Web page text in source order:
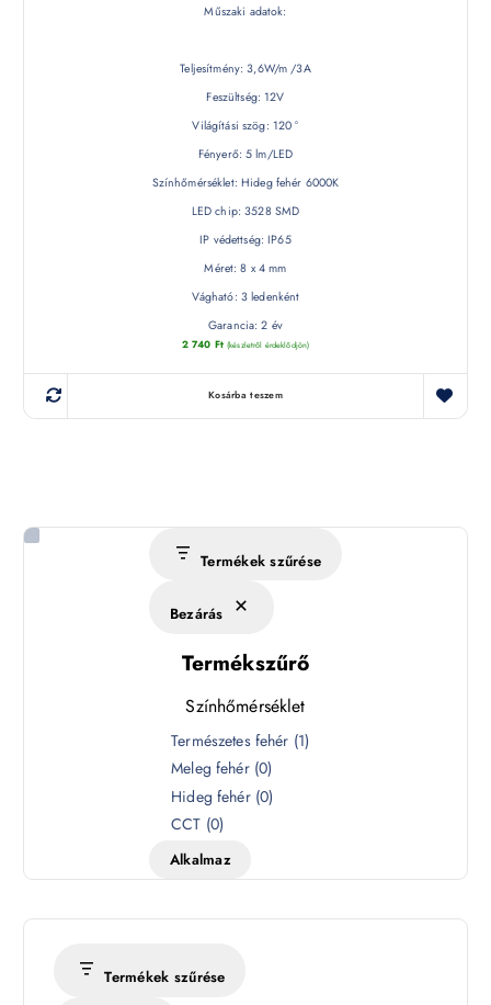
Műszaki adatok:
Teljesítmény: 3,6W/m /3A
Feszültség: 12V
Világítási szög: 120 °
Fényerő: 5 lm/LED
Színhőmérséklet: Hideg fehér 6000K
LED chip: 3528 SMD
IP védettség: IP65
Méret: 8 x 4 mm
Vágható: 3 ledenként
Garancia: 2 év
2 740 Ft (készletről érdeklődjön)
Kosárba teszem
Termékek szűrése
Bezárás
Termékszűrő
Színhőmérséklet
é
s
Természetes fehér (1)
Meleg fehér (0)
Hideg fehér (0)
CCT (0)
Alkalmaz
Termékek szűrése